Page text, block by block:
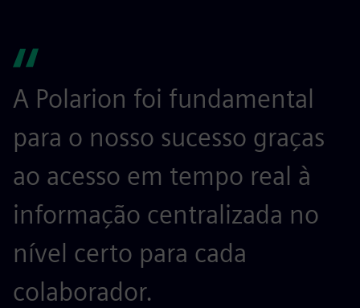
A Polarion foi fundamental
para o nosso sucesso graças
ao acesso em tempo real à
informação centralizada no
nível certo para cada
colaborador.